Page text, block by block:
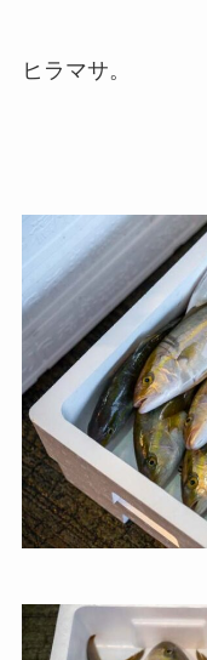
ヒラマサ。